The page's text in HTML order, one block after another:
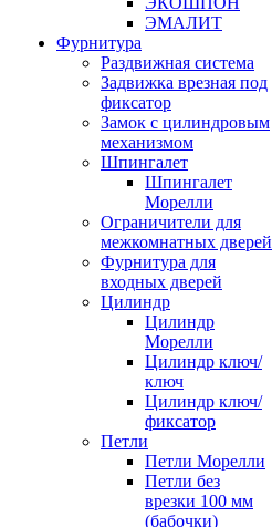
ЭМАЛИТ
Фурнитура
Раздвижная система
Задвижка врезная под
фиксатор
Замок с цилиндровым
механизмом
Шпингалет
Шпингалет
Морелли
Ограничители для
межкомнатных дверей
Фурнитура для
входных дверей
Цилиндр
Цилиндр
Морелли
Цилиндр ключ/
ключ
Цилиндр ключ/
фиксатор
Петли
Петли Морелли
Петли без
врезки 100 мм
(бабочки)